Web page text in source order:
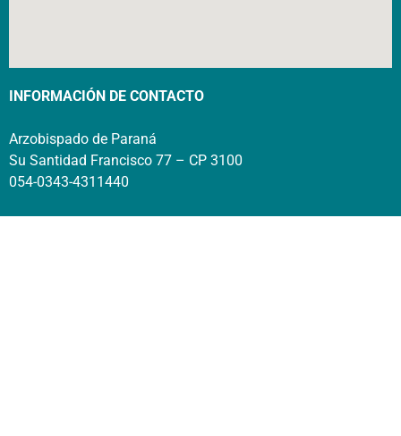
INFORMACIÓN DE CONTACTO
Arzobispado de Paraná
Su Santidad Francisco 77 – CP 3100
054-0343-4311440